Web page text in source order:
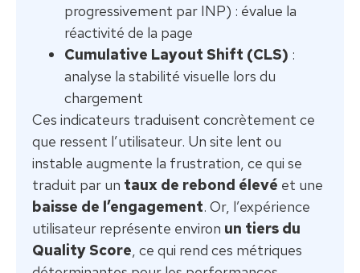
progressivement par INP) : évalue la
réactivité de la page
Cumulative Layout Shift (CLS) :
analyse la stabilité visuelle lors du
chargement
Ces indicateurs traduisent concrètement ce
que ressent l’utilisateur. Un site lent ou
instable augmente la frustration, ce qui se
traduit par un taux de rebond élevé et une
baisse de l’engagement. Or, l’expérience
utilisateur représente environ un tiers du
Quality Score, ce qui rend ces métriques